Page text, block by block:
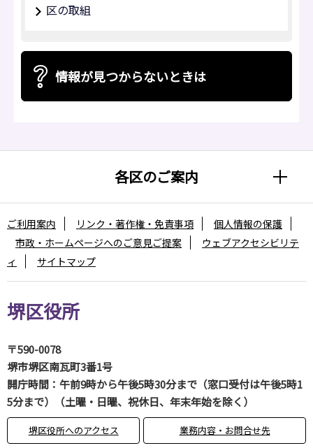
区の取組
情報が見つからないときは
各区のご案内
堺区役所
〒590-0078
堺市堺区南瓦町3番1号
開庁時間：午前9時から午後5時30分まで（窓口受付は午後5時1
5分まで）（土曜・日曜、祝休日、年末年始を除く）
堺区役所へのアクセス 業務内容・お問合せ先
ご利用案内 リンク・著作権・免責事項
個人情報の保護
市政・ホームページへのご意見ご提案
ウェブアクセシビリテ
ィ
サイトマップ